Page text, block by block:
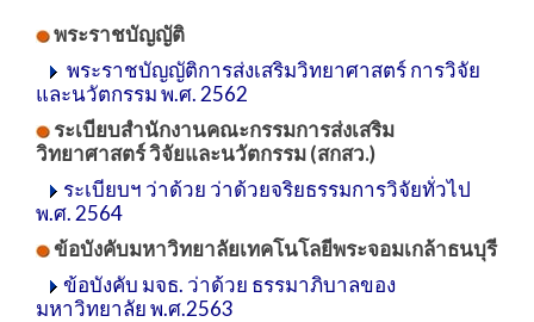
พระราชบัญญัติ
พระราชบัญญัติการส่งเสริมวิทยาศาสตร์ การวิจัย
และนวัตกรรม พ.ศ. 2562
ระเบียบสำนักงานคณะกรรมการส่งเสริม
วิทยาศาสตร์ วิจัยและนวัตกรรม (สกสว.)
ระเบียบฯ ว่าด้วย ว่าด้วยจริยธรรมการวิจัยทั่วไป
พ.ศ. 2564
ข้อบังคับมหาวิทยาลัยเทคโนโลยีพระจอมเกล้าธนบุรี
ข้อบังคับ มจธ. ว่าด้วย ธรรมาภิบาลของ
มหาวิทยาลัย พ.ศ.2563